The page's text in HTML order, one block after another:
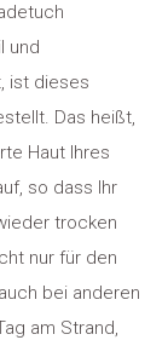
und
ist dieses
Das heißt,
Haut Ihres
so dass Ihr
trocken
nur für den
bei anderen
am Strand,